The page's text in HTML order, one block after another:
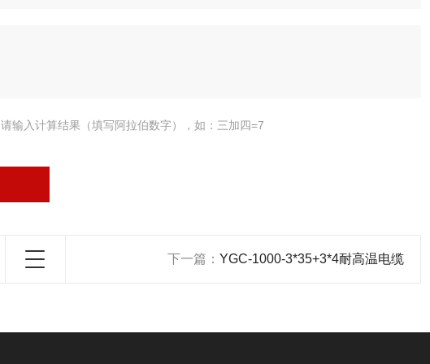
请输入计算结果（填写阿拉伯数字），如：三加四=7
下一篇： YGC-1000-3*35+3*4耐高温电缆